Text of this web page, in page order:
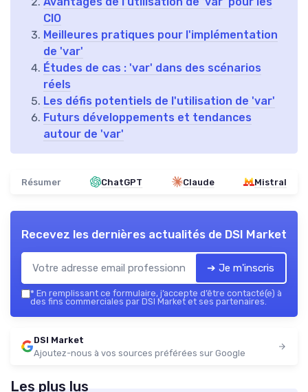
CIO
Meilleures pratiques pour l'implémentation
de 'var'
Études de cas : 'var' dans des scénarios
réels
Les défis potentiels de l'utilisation de 'var'
Futurs développements et tendances
autour de 'var'
Résumer ChatGPT Claude Mistral
Recevez les dernières actualités de DSI Market
➔ Je m'inscris
* En remplissant ce formulaire, j’accepte d’être contacté(e) à
des fins commerciales par DSI Market et ses partenaires.
DSI Market
Ajoutez-nous à vos sources préférées sur Google
Les plus lus